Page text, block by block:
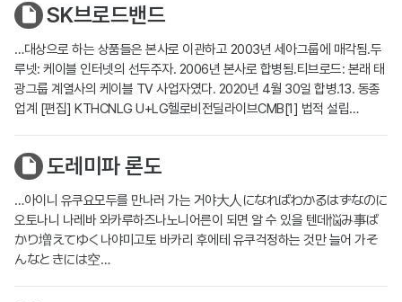
SK브로드밴드
…대상으로 하는 상품들은 본사로 이관하고 2003년 세아그룹에 매각됨.두
루넷: 케이블 인터넷의 선두주자. 2006년 본사로 합병됨.티브로드: 본래 태
광그룹 계열사의 케이블 TV 사업자였다. 2020년 4월 30일 합병.13. 동종
업계 [편집] KTHCNLG U+LG헬로비전딜라이브CMB[1] 법적 설립…
도레미파 론도
…아이니 유쿠요모두를 만나러 가는 거야大人になればわかるはずなのに
오토나니 나레바 와카루하즈나노니어른이 되면 알 수 있을 텐데悩み事ば
かり増えてゆく나야미고토 바카리 후에테 유쿠걱정하는 것만 늘어 가そ
んなときには空…